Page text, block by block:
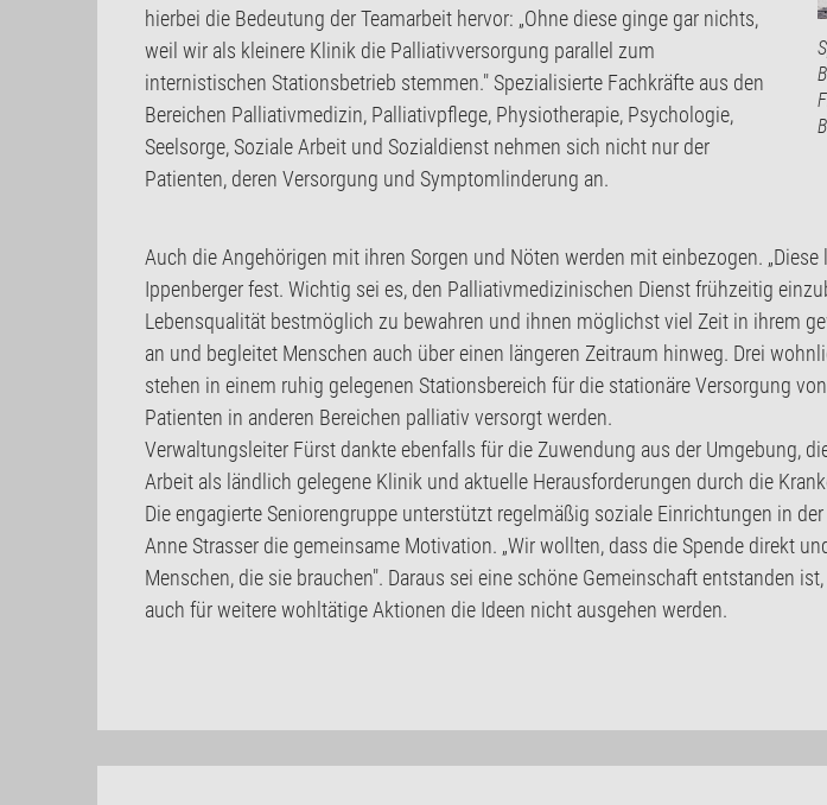
hierbei die Bedeutung der Teamarbeit hervor: „Ohne diese ginge gar nichts,
weil wir als kleinere Klinik die Palliativversorgung parallel zum
internistischen Stationsbetrieb stemmen." Spezialisierte Fachkräfte aus den
Bereichen Palliativmedizin, Palliativpflege, Physiotherapie, Psychologie,
Seelsorge, Soziale Arbeit und Sozialdienst nehmen sich nicht nur der
Patienten, deren Versorgung und Symptomlinderung an.
Auch die Angehörigen mit ihren Sorgen und Nöten werden mit einbezogen.
Ippenberger fest. Wichtig sei es, den Palliativmedizinischen Dienst frühzeitig
Lebensqualität bestmöglich zu bewahren und ihnen möglichst viel Zeit in ihrem
an und begleitet Menschen auch über einen längeren Zeitraum hinweg. Drei
stehen in einem ruhig gelegenen Stationsbereich für die stationäre Versorgung
Patienten in anderen Bereichen palliativ versorgt werden.
Verwaltungsleiter Fürst dankte ebenfalls für die Zuwendung aus der Umgebung,
Arbeit als ländlich gelegene Klinik und aktuelle Herausforderungen durch die
Die engagierte Seniorengruppe unterstützt regelmäßig soziale Einrichtungen in
Anne Strasser die gemeinsame Motivation. „Wir wollten, dass die Spende direkt
Menschen, die sie brauchen". Daraus sei eine schöne Gemeinschaft entstanden
auch für weitere wohltätige Aktionen die Ideen nicht ausgehen werden.